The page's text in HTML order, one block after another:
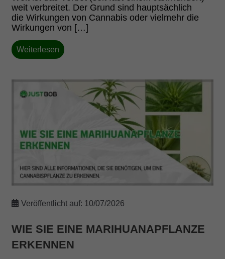
weit verbreitet. Der Grund sind hauptsächlich
die Wirkungen von Cannabis oder vielmehr die
Wirkungen von […]
Weiterlesen
Veröffentlicht auf: 10/07/2026
WIE SIE EINE MARIHUANAPFLANZE
ERKENNEN